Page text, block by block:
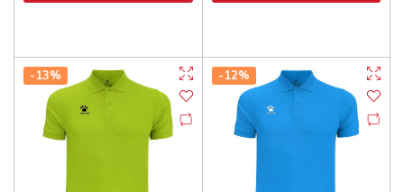
Email Address
This site is protected by reCAPTCHA and the Google
Privacy Policy
apply.
-13% -12%